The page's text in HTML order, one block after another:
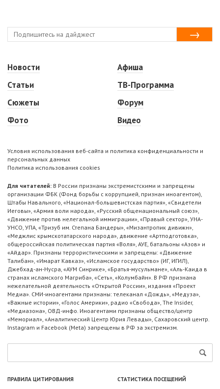
Новости
Статьи
Сюжеты
Фото
Афиша
ТВ-Программа
Форум
Видео
Условия использования веб-сайта и политика конфиденциальности и
персональных данных
Политика использования cookies
Для читателей: В России признаны экстремистскими и запрещены
организации ФБК (Фонд борьбы с коррупцией, признан иноагентом),
Штабы Навального, «Национал-большевистская партия», «Свидетели
Иеговы», «Армия воли народа», «Русский общенациональный союз»,
«Движение против нелегальной иммиграции», «Правый сектор», УНА-
УНСО, УПА, «Тризуб им. Степана Бандеры», «Мизантропик дивижн»,
«Меджлис крымскотатарского народа», движение «Артподготовка»,
общероссийская политическая партия «Воля», АУЕ, батальоны «Азов» и
«Айдар». Признаны террористическими и запрещены: «Движение
Талибан», «Имарат Кавказ», «Исламское государство» (ИГ, ИГИЛ),
Джебхад-ан-Нусра, «АУМ Синрике», «Братья-мусульмане», «Аль-Каида в
странах исламского Магриба», «Сеть», «Колумбайн». В РФ признана
нежелательной деятельность «Открытой России», издания «Проект
Медиа». СМИ-иноагентами признаны: телеканал «Дождь», «Медуза»,
«Важные истории», «Голос Америки», радио «Свобода», The Insider,
«Медиазона», ОВД-инфо. Иноагентами признаны общество/центр
«Мемориал», «Аналитический Центр Юрия Левады», Сахаровский центр.
Instagram и Facebook (Metа) запрещены в РФ за экстремизм.
ПРАВИЛА ЦИТИРОВАНИЯ СТАТИСТИКА ПОСЕЩЕНИЙ